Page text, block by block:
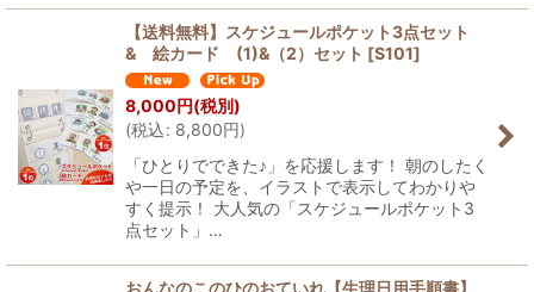
【送料無料】スケジュールポケット3点セット
& 絵カード (1)&（2）セット [S101]
8,000円(税別)
(税込: 8,800円)
「ひとりでできた♪」を応援します！ 朝のしたく
や一日の予定を、イラストで表示してわかりや
すく提示！ 大人気の「スケジュールポケット3
点セット」…
おんなのこのひのおていれ【生理日用手順書】